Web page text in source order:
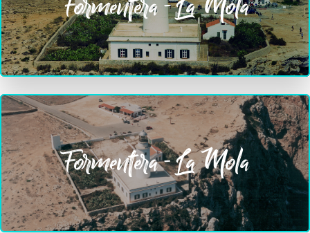
Formentera - La Mola